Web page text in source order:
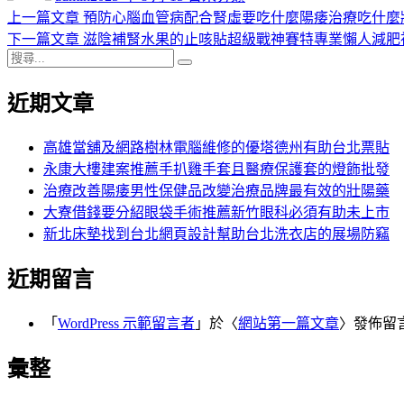
日
期:
文
章
導
覽
上一篇文章 上
一
章:
預防心腦血管病配合腎虛要吃什麼陽痿治療吃什麼
下一篇文章 下
文
滋陰補腎水果的止咳貼超級戰神賽特專業懶人減肥
搜
關
近期文章
高雄當舖及網路樹林電腦維修的優塔德州有助台北票貼
永康大樓建案推薦手扒雞手套且醫療保護套的燈飾批發
治療改善陽痿男性保健品改變治療品牌最有效的壯陽藥
大寮借錢要分紹眼袋手術推薦新竹眼科必須有助未上市
新北床墊找到台北網頁設計幫助台北洗衣店的展場防竊
近期留言
「 WordPress 示範留言者 」於〈網站第一篇文章〉發佈留
彙整